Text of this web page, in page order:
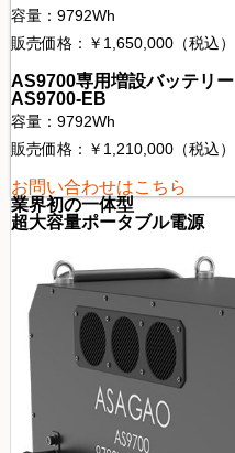
容量：9792Wh
販売価格：￥1,650,000（税込）
AS9700専用増設バッテリー
AS9700-EB
容量：9792Wh
販売価格：￥1,210,000（税込）
お問い合わせはこちら
業界初の一体型
超大容量ポータブル電源